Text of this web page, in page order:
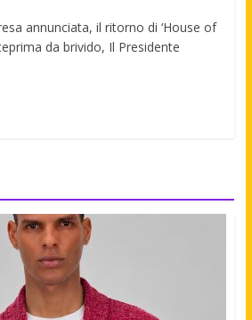
annunciata, il ritorno di ‘House of
da brivido, Il Presidente